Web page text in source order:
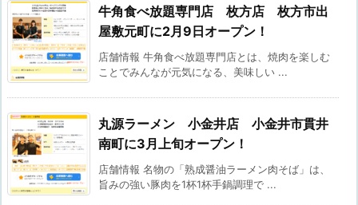
牛角食べ放題専門店 枚方店 枚方市出
屋敷元町に2月9日オープン！
店舗情報 牛角食べ放題専門店とは、焼肉を楽しむ
ことでみんなが元気になる、美味しい ...
丸源ラーメン 小金井店 小金井市貫井
南町に3月上旬オープン！
店舗情報 名物の「熟成醤油ラーメン肉そば」は、
旨みの強い豚肉を1杯1杯手鍋調理で ...